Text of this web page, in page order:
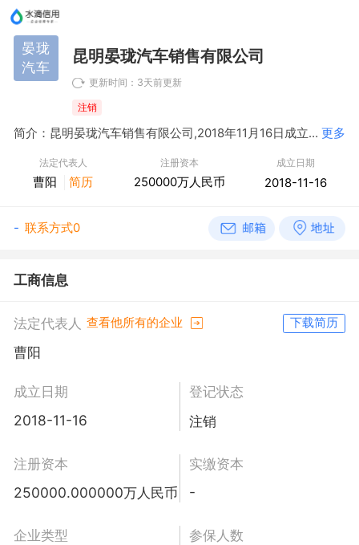
晏珑
汽车
昆明晏珑汽车销售有限公司
更新时间：3天前更新
注销
简介：昆明晏珑汽车销售有限公司,2018年11月16日成立，经营范围包括汽车、摩托车及配件的销售；汽车、摩托车修理与维护；企业管理；企业营销策划及形象设计；商务信息咨询（1、未经有关部门批准，不得以公开方式募集资金2、不得公开开展证券类产品和金融衍生品交易活动3、不得发放贷款4、不得对所投资企业以外的其他企业提供担保5、不得向投资者承诺投资本金不受损失或者承诺最低收益）；组织文化艺术交流活动；承办会议及商品展览展示活动；物业服务（依法须经批准的项目，经相关部门批准后方可开展经营活动） 更多
法定代表人
曹阳 简历
注册资本
250000万人民币
成立日期
2018-11-16
- 联系方式0
工商信息
法定代表人 查看他所有的企业 下载简历
曹阳
成立日期
2018-11-16
登记状态
注销
注册资本
250000.000000万人民币
实缴资本
-
企业类型
参保人数